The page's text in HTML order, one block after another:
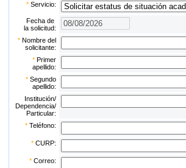
* Servicio:
Fecha de
la solicitud:
* Nombre del
solicitante:
* Primer
apellido:
* Segundo
apellido:
Institución/
Dependencia/
Particular:
* Teléfono:
* CURP:
* Correo: